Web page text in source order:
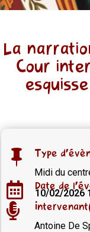
La
Cour
 Type
Midi du
 Date de
10/02/2026

Antoine De